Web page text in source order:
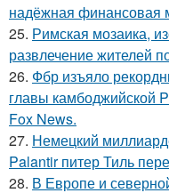
надёжная финансовая
25. Римская мозаика,
развлечение жителей
26. Фбр изъяло
главы камбоджийской
Fox News.
27. Немецкий
Palantir питер Тиль
28. В Европе и